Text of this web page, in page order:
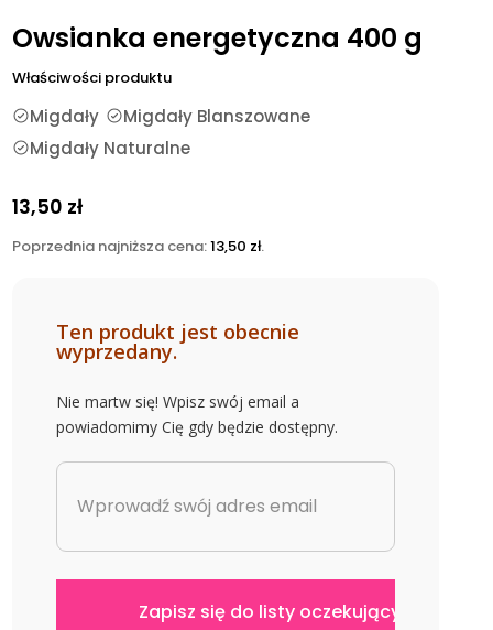
Owsianka energetyczna 400 g
Właściwości produktu
Migdały
Migdały Blanszowane
Migdały Naturalne
13,50 zł
Poprzednia najniższa cena:13,50 zł.
Ten produkt jest obecnie
wyprzedany.
Nie martw się! Wpisz swój email a
powiadomimy Cię gdy będzie dostępny.